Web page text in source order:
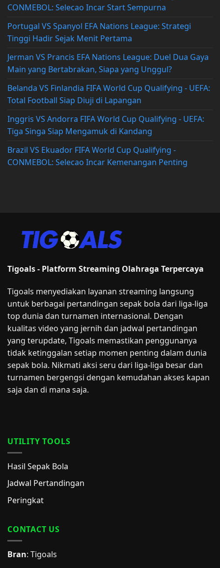
CONMEBOL: Selecao Incar Start Sempurna
Portugal VS Spanyol EFA Nations League: Strategi
Tinggi Hadir Sejak Menit Pertama
Jerman VS Prancis EFA Nations League: Duel Dua Gaya
Main yang Bertabrakan, Siapa yang Unggul?
Belanda VS Finlandia FIFA World Cup Qualifying - UEFA:
Total Football Siap Diuji di Lapangan
Inggris VS Andorra FIFA World Cup Qualifying - UEFA:
Tiga Singa Siap Mengamuk di Kandang
Brazil VS Ekuador FIFA World Cup Qualifying -
CONMEBOL: Selecao Incar Kemenangan Penting
Tigoals - Platform Streaming Olahraga Terpercaya
Tigoals menyediakan layanan streaming langsung
untuk berbagai pertandingan sepak bola dari liga-liga
top dunia dan turnamen internasional. Dengan
kualitas video yang jernih dan jadwal pertandingan
yang terupdate, Tigoals memastikan penggunanya
tidak ketinggalan setiap momen penting dalam dunia
sepak bola. Nikmati aksi seru dari liga-liga besar dan
turnamen bergengsi dengan kemudahan akses kapan
saja dan di mana saja.
UTILITY TOOLS
Hasil Sepak Bola
Jadwal Pertandingan
Peringkat
CONTACT US
Bran: Tigoals